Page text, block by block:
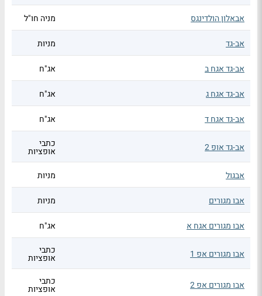
אבאלון הולדינגס מניה חו"ל
אב-גד מניות
אב-גד אגח ב אג"ח
אב-גד אגח ג אג"ח
אב-גד אגח ד אג"ח
אב-גד אופ 2 כתבי
אופציות
אבגול
מניות
אבו מגורים מניות
אבו מגורים אגח א אג"ח
אבו מגורים אפ 1 כתבי
אופציות
אבו מגורים אפ 2 כתבי
אופציות